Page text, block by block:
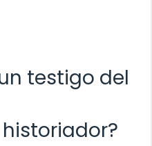
testigo del